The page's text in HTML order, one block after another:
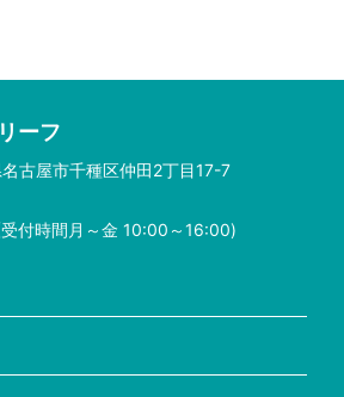
ーフ
古屋市千種区仲田2丁目17-7
付時間月～金 10:00～16:00)